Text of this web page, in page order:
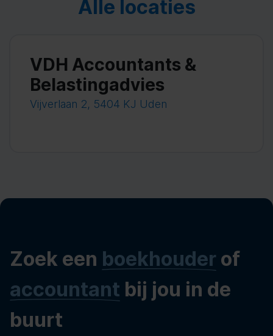
Alle locaties
VDH Accountants &
Belastingadvies
Vijverlaan 2, 5404 KJ Uden
Zoek een boekhouder of
accountant bij jou in de
buurt